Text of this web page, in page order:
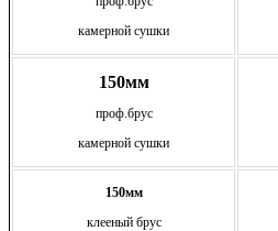
камерной сушки
150мм
проф.брус
камерной сушки
150мм
клееный брус